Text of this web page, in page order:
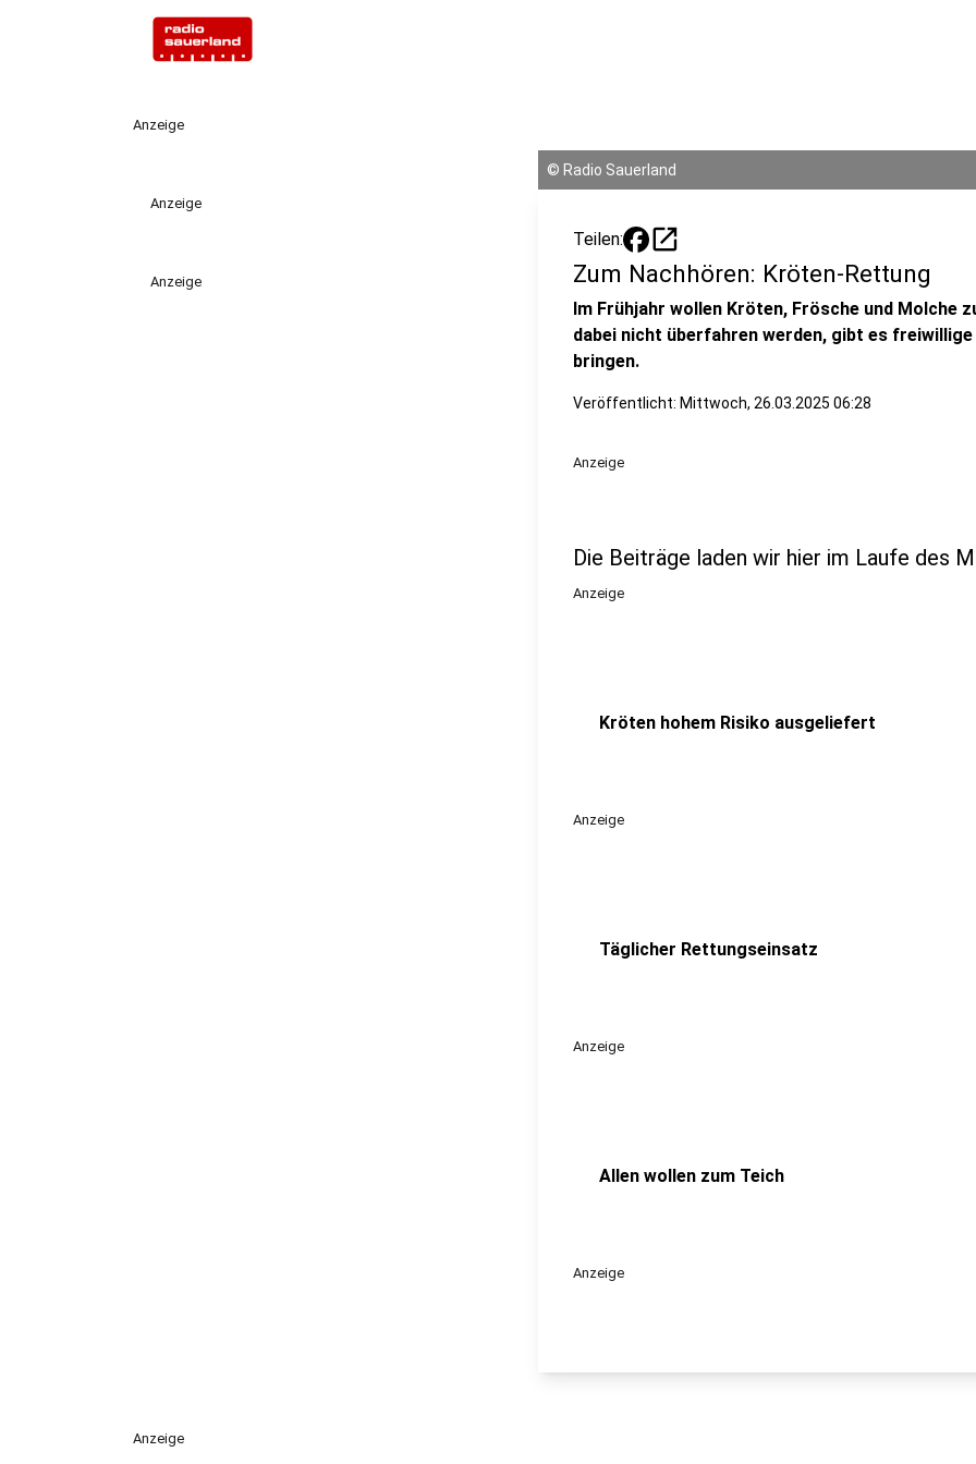
Anzeige
Anzeige
Anzeige
© Radio Sauerland
Teilen: open_in_new
Zum Nachhören: Kröten-Rettung
Im Frühjahr wollen Kröten, Frösche und Molche
dabei nicht überfahren werden, gibt es
bringen.
Veröffentlicht: Mittwoch, 26.03.2025 06:28
Anzeige
Die Beiträge laden wir hier im Laufe des
Anzeige
Kröten hohem Risiko ausgeliefert
Anzeige
Täglicher Rettungseinsatz
Anzeige
Allen wollen zum Teich
Anzeige
Anzeige